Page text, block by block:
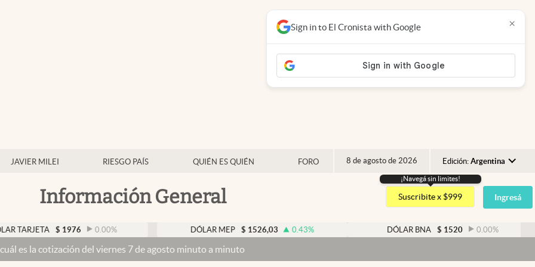
JAVIER MILEI RIESGO PAÍS QUIÉN ES QUIÉN FORO 8 de agosto de 2026 Edición: Argentina
Argentina
España
USA
Información General
¡Navegá sin limites!
Suscribite x $999 Ingresá
$ 1976 0.00% DÓLAR MEP $ 1526,03 0.43% DÓLAR BNA $ 1520 0.00%
del viernes 7 de agosto minuto a minuto
Sign in to El Cronista with Google ×